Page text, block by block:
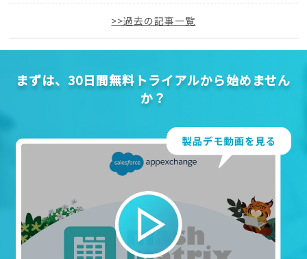
>>過去の記事一覧
まずは、30日間無料トライアルから始めません
か？